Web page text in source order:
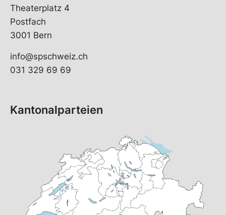
Theaterplatz 4
Postfach
3001 Bern
info@spschweiz.ch
031 329 69 69
Kantonalparteien